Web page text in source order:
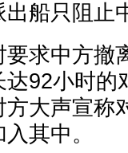
船只阻止
要求中方撤
92小时的
大声宣称
其中。